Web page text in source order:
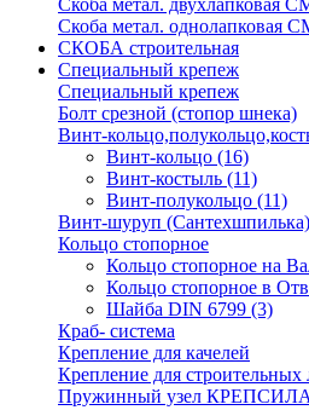
Скоба метал. двухлапковая
Скоба метал. однолапковая
СКОБА строительная
Специальный крепеж
Специальный крепеж
Болт срезной (стопор шнека)
Винт-
Винт-кольцо (16)
Винт-костыль (11)
Винт-полукольцо (11)
Винт-шуруп (Сантехшпилька)
Кольцо стопорное
Кольцо cтопорное на
Кольцо стопорное в
Шайба DIN 6799 (3)
Краб- система
Крепление для качелей
Крепление для строительных
Пружинный узел КРЕПСИЛА